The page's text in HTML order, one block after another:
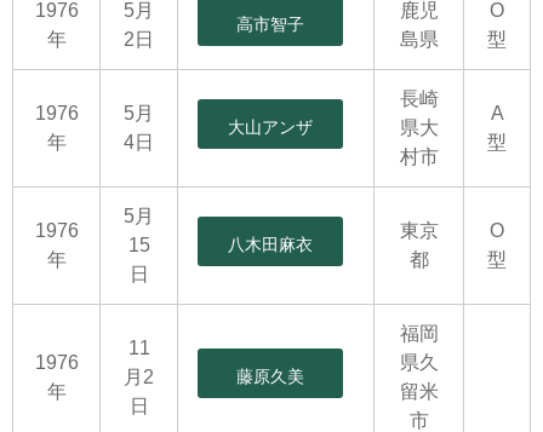
1976
年
5月
2日
高市智子
鹿児
島県
O
型
1976
年
5月
4日
大山アンザ
長崎
県大
村市
A
型
1976
年
5月
15
日
八木田麻衣
東京
都
O
型
1976
年
11
月2
日
藤原久美
福岡
県久
留米
市